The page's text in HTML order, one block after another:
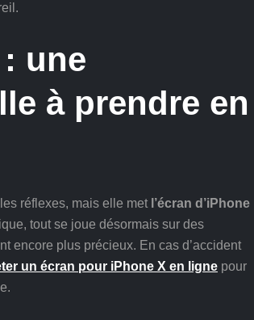
une
à prendre en
réflexes, mais elle met l’écran d’iPhone
tout se joue désormais sur des
encore plus précieux. En cas d’accident
un écran pour iPhone X en ligne pour